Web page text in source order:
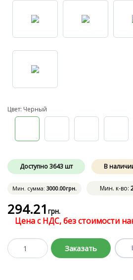
Цвет: Черный
Доступно3643 шт В
Мин. сумма: 3000.00грн. Мин. к-во:
294.21 грн.
Цена с НДС, без стоимости
Заказать